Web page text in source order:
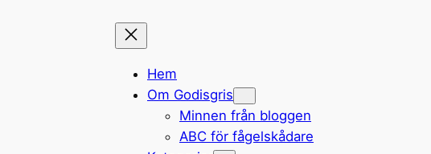
Hem
Om Godisgris
Minnen från bloggen
ABC för fågelskådare